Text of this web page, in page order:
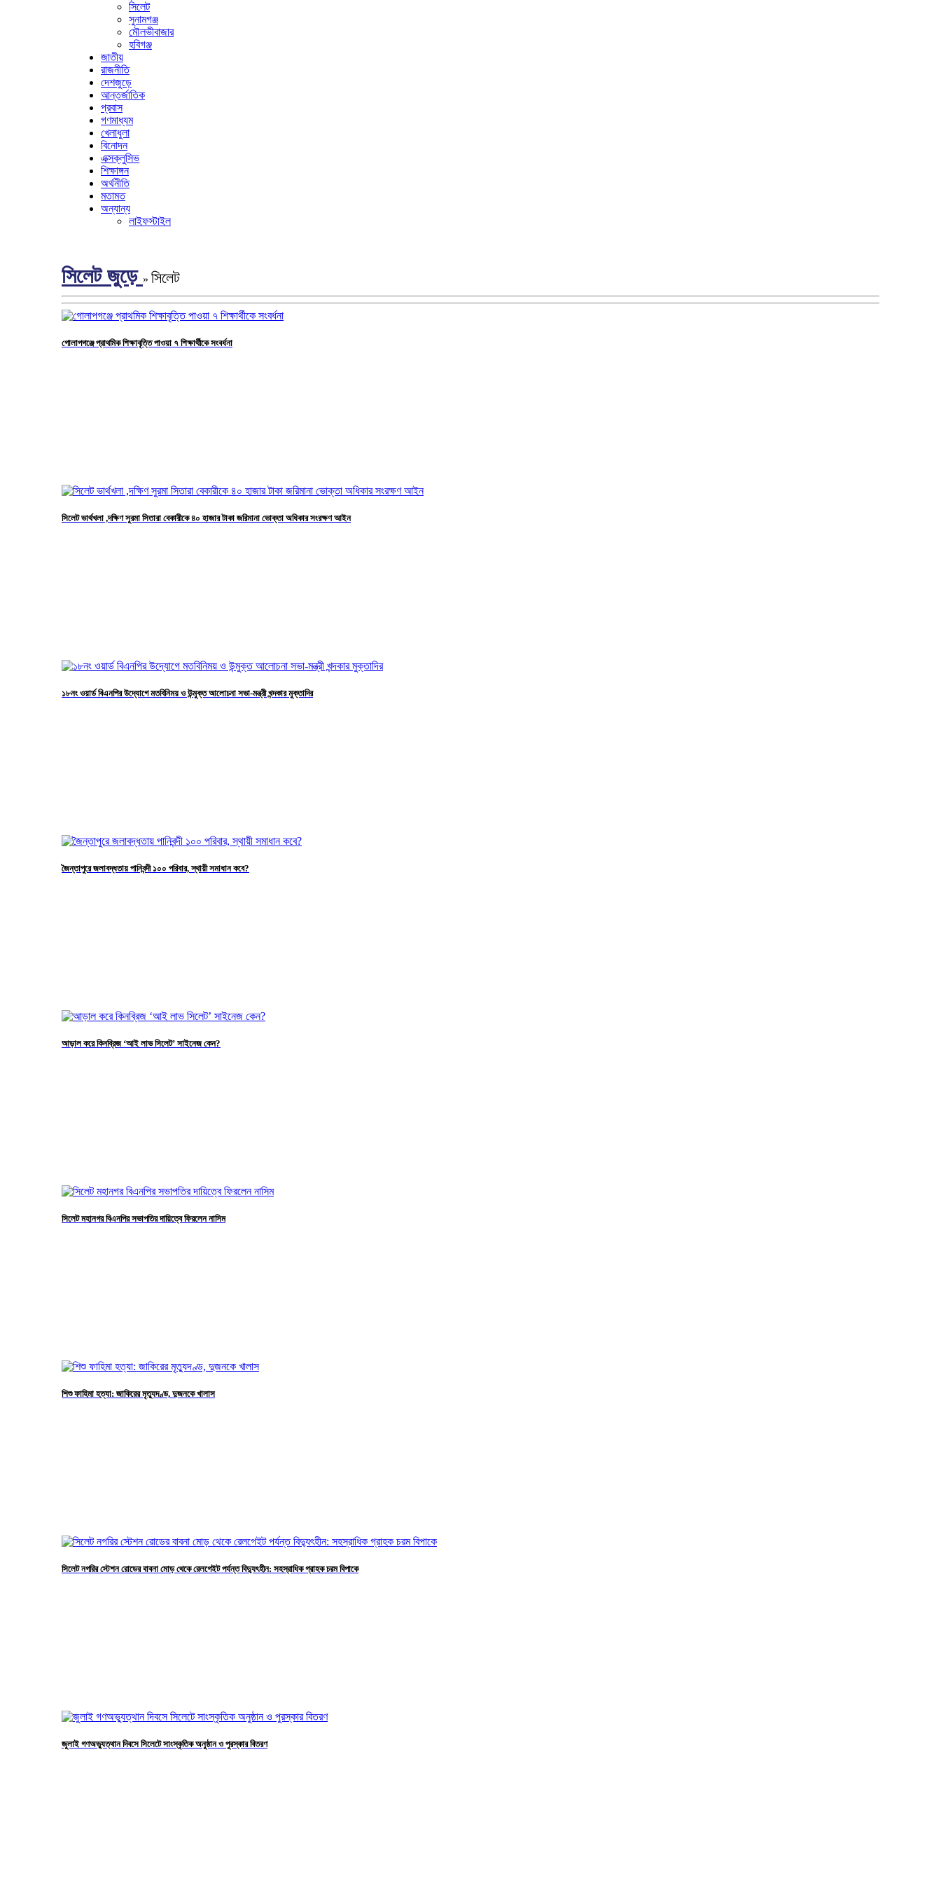
সিলেট
সুনামগঞ্জ
মৌলভীবাজার
হবিগঞ্জ
জাতীয়
রাজনীতি
দেশজুড়ে
আন্তর্জাতিক
প্রবাস
গণমাধ্যম
খেলাধুলা
বিনোদন
এক্সক্লুসিভ
শিক্ষাঙ্গন
অর্থনীতি
মতামত
অন্যান্য
লাইফস্টাইল
সিলেট জুড়ে » সিলেট
গোলাপগঞ্জে প্রাথমিক শিক্ষাবৃত্তি পাওয়া ৭ শিক্ষার্থীকে সংবর্ধনা
সিলেট ভার্থখলা ,দক্ষিণ সুরমা সিতারা বেকারীকে ৪০ হাজার টাকা জরিমানা ভোক্তা অধিকার সংরক্ষণ আইন
১৮নং ওয়ার্ড বিএনপির উদ্যোগে মতবিনিময় ও উন্মুক্ত আলোচনা সভা-মন্ত্রী খন্দকার মুক্তাদির
জৈন্তাপুরে জলাবদ্ধতায় পানিবন্দী ১০০ পরিবার, স্থায়ী সমাধান কবে?
আড়াল করে কিনব্রিজ ‘আই লাভ সিলেট’ সাইনেজ কেন?
সিলেট মহানগর বিএনপির সভাপতির দায়িত্বে ফিরলেন নাসিম
শিশু ফাহিমা হত্যা: জাকিরের মৃত্যুদণ্ড, দুজনকে খালাস
সিলেট নগরির স্টেশন রোডের বাবনা মোড় থেকে রেলগেইট পর্যন্ত বিদ্যুৎহীন: সহস্রাধিক গ্রাহক চরম বিপাকে
জুলাই গণঅভ্যুত্থান দিবসে সিলেটে সাংস্কৃতিক অনুষ্ঠান ও পুরস্কার বিতরণ